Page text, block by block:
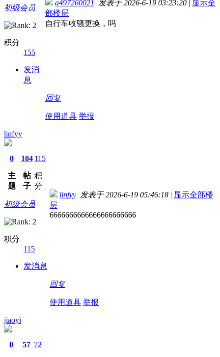
初级会员
积分
155
发消
息
a497260021 发表于 2026-6-19 03:23:20 | 显示全
部楼层
自行车收骚更换，吗
回复
使用道具 举报
linfyy
0
主
题
104
帖
子
115
积
分
初级会员
积分
115
发消息
linfyy 发表于 2026-6-19 05:46:18 | 显示全部楼
层
6666666666666666666666
回复
使用道具 举报
jiaoyi
0 57 72